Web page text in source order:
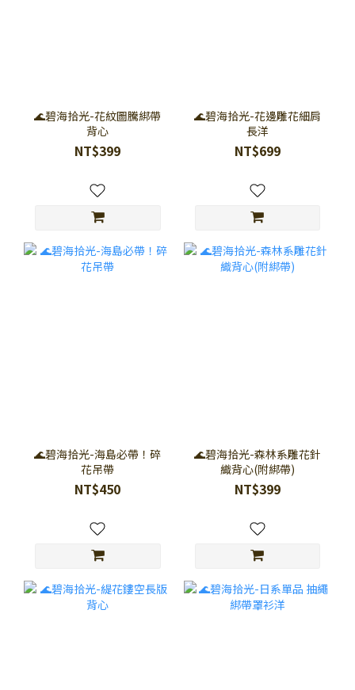
🌊碧海拾光-花紋圖騰綁帶
背心
NT$399
🌊碧海拾光-花邊雕花細肩
長洋
NT$699
🌊碧海拾光-海島必帶！碎
花吊帶
NT$450
🌊碧海拾光-森林系雕花針
織背心(附綁帶)
NT$399